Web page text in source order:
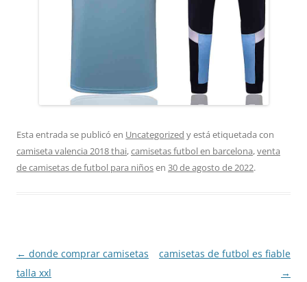
Esta entrada se publicó en Uncategorized y está etiquetada con
camiseta valencia 2018 thai,camisetas futbol en barcelona,venta
de camisetas de futbol para niñosen 30 de agosto de 2022.
Navegación
de
← donde comprar camisetas
talla xxl
camisetas de futbol es fiable
→